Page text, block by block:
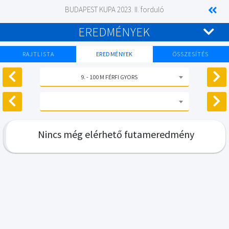
BUDAPEST KUPA 2023. II. forduló
EREDMÉNYEK
RAJTLISTA EREDMÉNYEK ÖSSZESÍTÉS
9. - 100 M FÉRFI GYORS
Nincs még elérhető futameredmény